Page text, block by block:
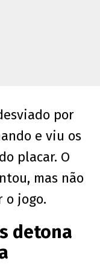
por
e viu os
placar. O
mas não
o jogo.
detona